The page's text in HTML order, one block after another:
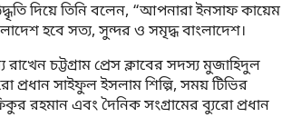
দিয়ে তিনি বলেন, “আপনারা ইনসাফ কায়েম
হবে সত্য, সুন্দর ও সমৃদ্ধ বাংলাদেশ।
চট্টগ্রাম প্রেস ক্লাবের সদস্য মুজাহিদুল
প্রধান সাইফুল ইসলাম শিল্পি, সময় টিভির
রহমান এবং দৈনিক সংগ্রামের ব্যুরো প্রধান